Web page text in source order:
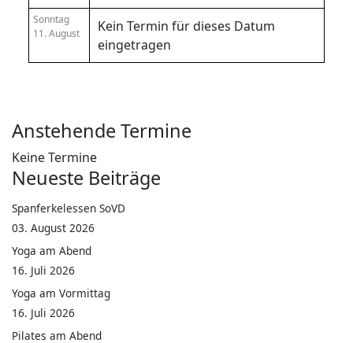
Sonntag
11. August
Kein Termin für dieses Datum
eingetragen
Anstehende Termine
Keine Termine
Neueste Beiträge
Spanferkelessen SoVD
03. August 2026
Yoga am Abend
16. Juli 2026
Yoga am Vormittag
16. Juli 2026
Pilates am Abend